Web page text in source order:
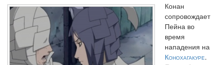
Конан
сопровождает
Пейна во
время
нападения на
Конохагакуре.